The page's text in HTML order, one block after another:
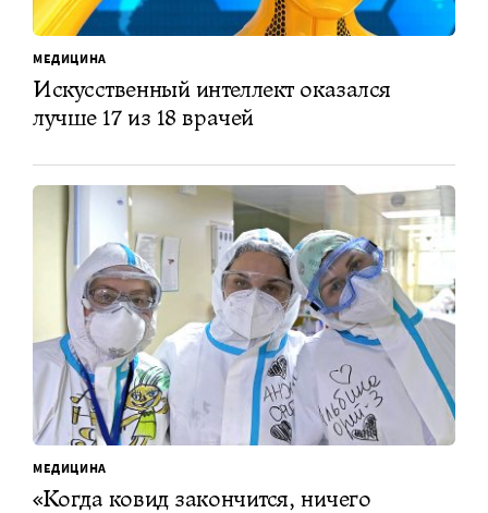
МЕДИЦИНА
Искусственный интеллект оказался
лучше 17 из 18 врачей
МЕДИЦИНА
«Когда ковид закончится, ничего